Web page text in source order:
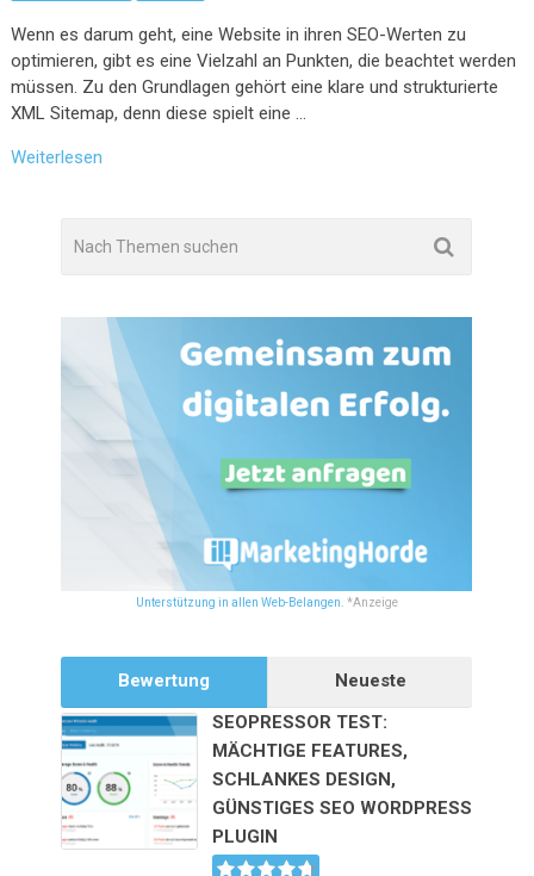
Wenn es darum geht, eine Website in ihren SEO-Werten zu
optimieren, gibt es eine Vielzahl an Punkten, die beachtet werden
müssen. Zu den Grundlagen gehört eine klare und strukturierte
XML Sitemap, denn diese spielt eine …
Weiterlesen
Unterstützung in allen Web-Belangen. *Anzeige
Bewertung
Neueste
SEOPRESSOR TEST:
MÄCHTIGE FEATURES,
SCHLANKES DESIGN,
GÜNSTIGES SEO WORDPRESS
PLUGIN